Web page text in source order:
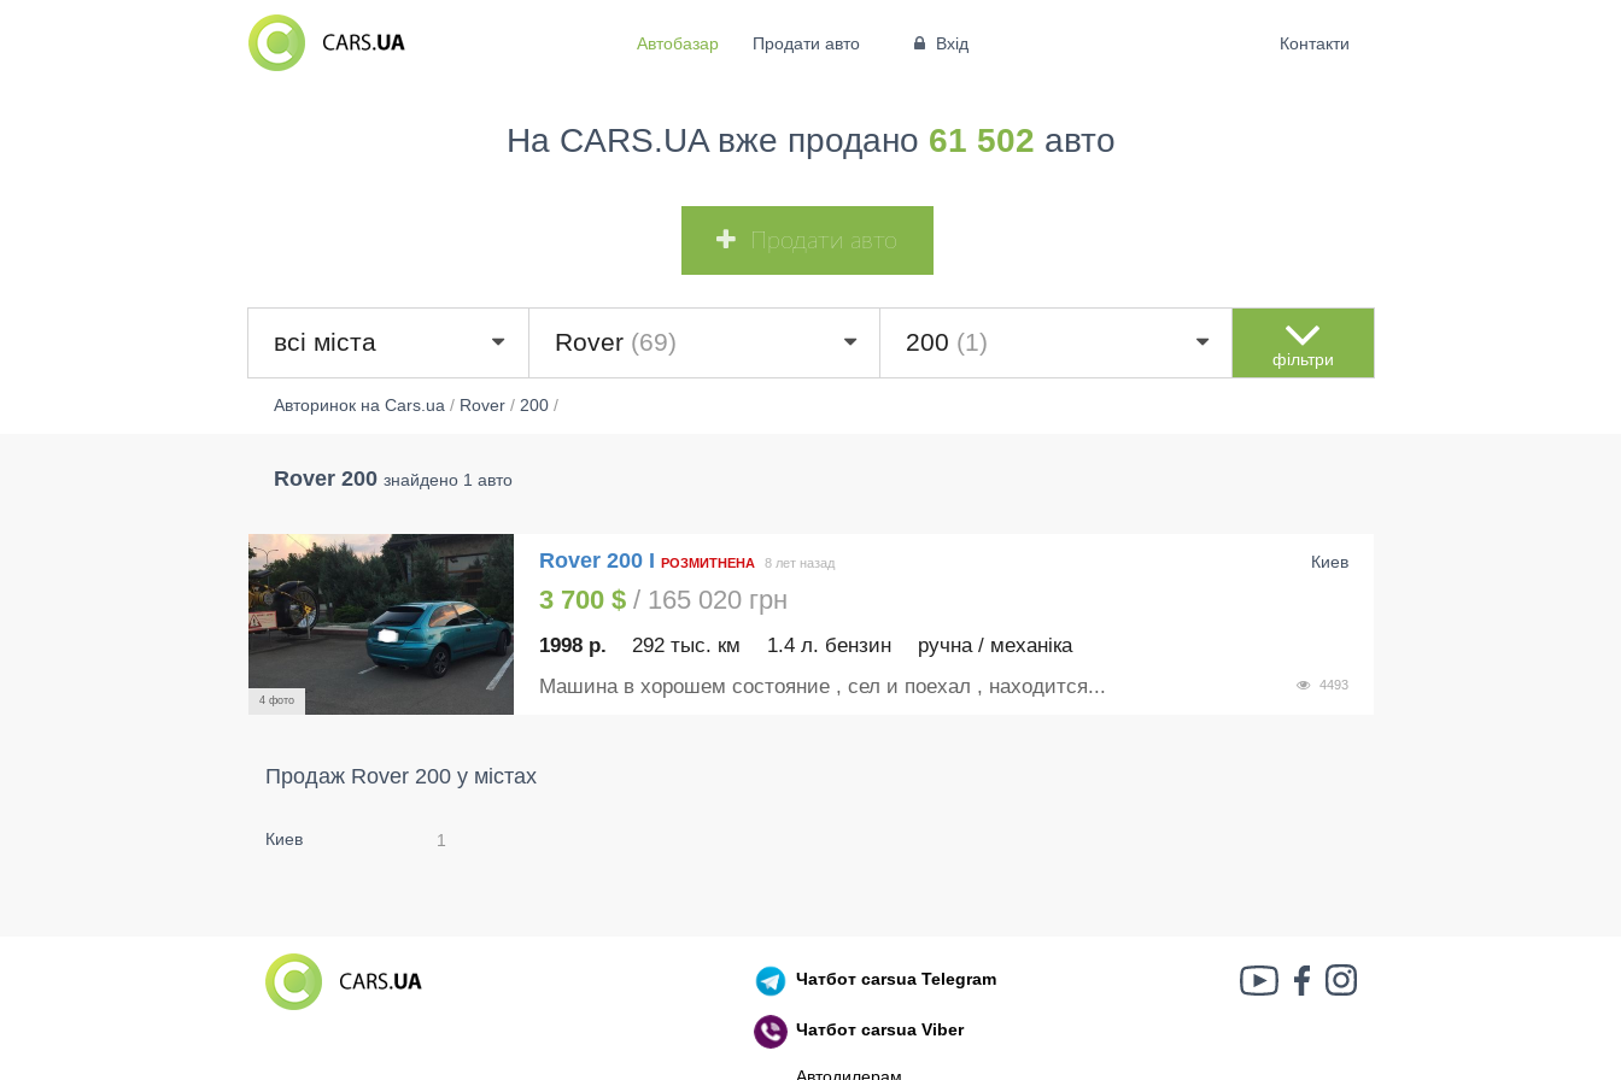
Автобазар Продати авто Вхід Контакти
На CARS.UA вже продано 61 502 авто
Продати авто
всі міста Rover (69) 200 (1)
фільтри
Авторинок на Cars.ua/ Rover/ 200/
Rover 200 знайдено 1 авто
4 фото
Rover 200 I РОЗМИТНЕНА Киев
8 лет назад
3 700 $/ 165 020 грн
1998 р. 292 тыс. км 1.4 л. бензин ручна / механіка
4493
Машина в хорошем состояние , сел и поехал , находится...
Продаж Rover 200 у містах
Киев 1
Чатботcarsua Telegram
Чатботcarsua Viber
Автодилерам